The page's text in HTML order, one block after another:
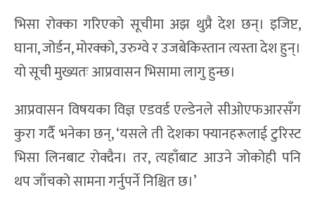
भिसा रोक्का गरिएको सूचीमा अझ थुप्रै देश छन्। इजिप्ट,
घाना, जोर्डन, मोरक्को, उरुग्वे र उजबेकिस्तान त्यस्ता देश हुन्।
यो सूची मुख्यतः आप्रवासन भिसामा लागु हुन्छ।
आप्रवासन विषयका विज्ञ एडवर्ड एल्डेनले सीओएफआरसँग
कुरा गर्दै भनेका छन्, ‘यसले ती देशका फ्यानहरूलाई टुरिस्ट
भिसा लिनबाट रोक्दैन। तर, त्यहाँबाट आउने जोकोही पनि
थप जाँचको सामना गर्नुपर्ने निश्चित छ।’